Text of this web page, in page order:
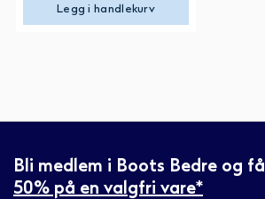
Legg i handlekurv
Bli medlem i Boots Bedre og få
50% på en valgfri vare*